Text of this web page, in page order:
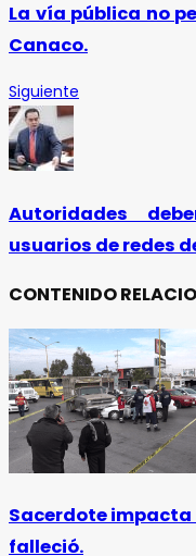
La vía pública no
Canaco.
Siguiente
Autoridades
usuarios de redes
CONTENIDO
Sacerdote
falleció.